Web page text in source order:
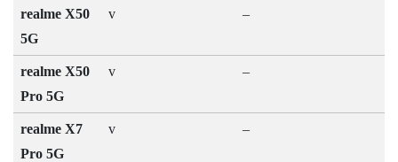
realme X50
5G
v –
realme X50
Pro 5G
v –
realme X7
Pro 5G
v –